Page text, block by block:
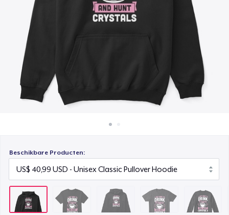
Verkoop overal
Beschikbare Producten:
Unisex Premium Pullover Hoodie
Comfort Tee
Unisex Classic Crewneck Sweatshirt
US$ 32,99
Heavy Tee
US$ 44,99
Comfort Colors 1717 | Classic Heavyweight T-Shirt